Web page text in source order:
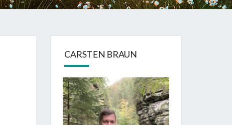
CARSTEN BRAUN